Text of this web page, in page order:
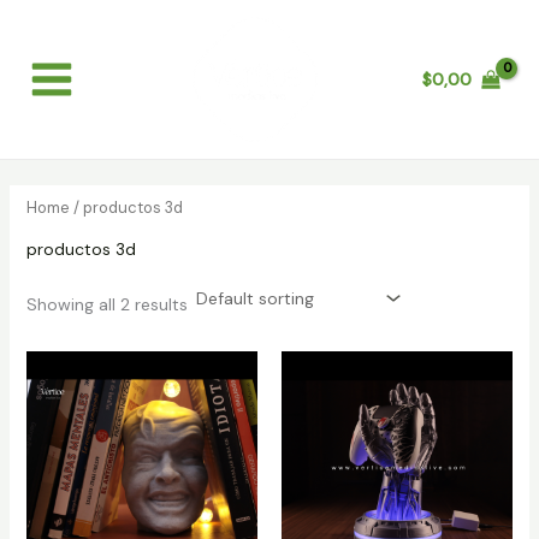
content
Menu
$0,00
Home / productos 3d
productos 3d
Showing all 2 results